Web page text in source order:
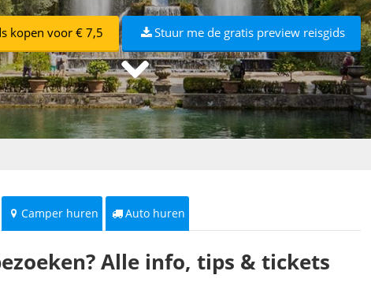
kopen voor € 7,5 Stuur me de gratis preview reisgids
Camper huren Auto huren
Alle info, tips & tickets